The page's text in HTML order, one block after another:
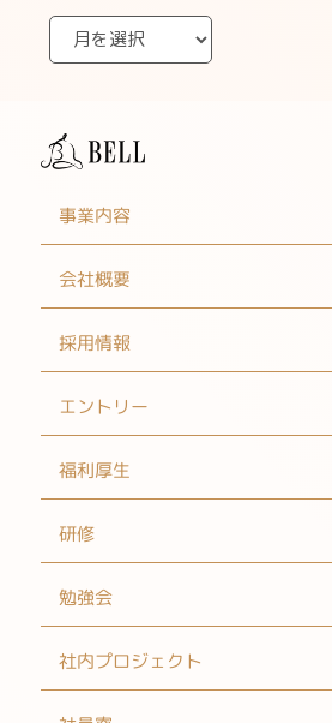
事業内容
会社概要
採用情報
エントリー
福利厚生
研修
勉強会
社内プロジェクト